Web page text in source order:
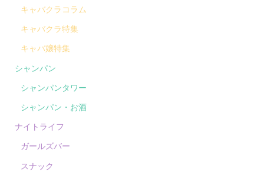
キャバクラコラム
キャバクラ特集
キャバ嬢特集
シャンパン
シャンパンタワー
シャンパン・お酒
ナイトライフ
ガールズバー
スナック